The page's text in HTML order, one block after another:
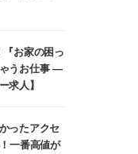
『お家の困っ
うお仕事 ―
求人】
ったアクセ
一番高値が